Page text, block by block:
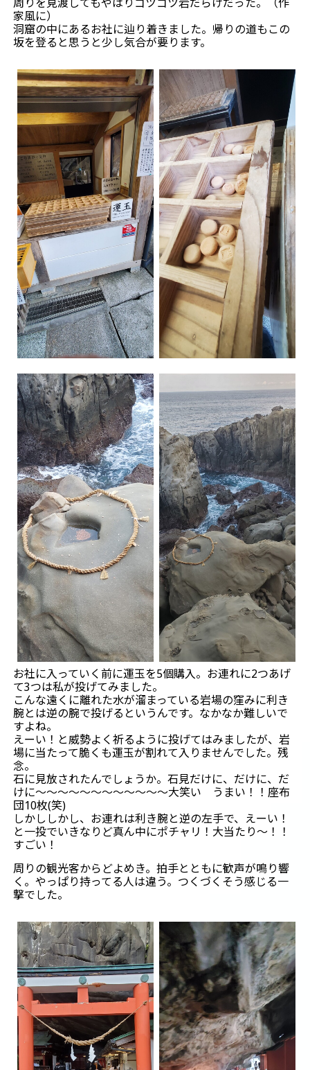
周りを見渡してもやはりゴツゴツ岩だらけだった。（作
家風に）
洞窟の中にあるお社に辿り着きました。帰りの道もこの
坂を登ると思うと少し気合が要ります。
お社に入っていく前に運玉を5個購入。お連れに2つあげ
て3つは私が投げてみました。
こんな遠くに離れた水が溜まっている岩場の窪みに利き
腕とは逆の腕で投げるというんです。なかなか難しいで
すよね。
えーい！と威勢よく祈るように投げてはみましたが、岩
場に当たって脆くも運玉が割れて入りませんでした。残
念。
石に見放されたんでしょうか。石見だけに、だけに、だ
けに～～～～～～～～～～～～大笑い うまい！！座布
団10枚(笑)
しかししかし、お連れは利き腕と逆の左手で、えーい！
と一投でいきなりど真ん中にポチャリ！大当たり～！！
すごい！
周りの観光客からどよめき。拍手とともに歓声が鳴り響
く。やっぱり持ってる人は違う。つくづくそう感じる一
撃でした。